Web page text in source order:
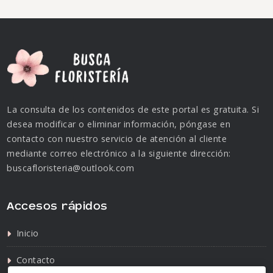
La consulta de los contenidos de este portal es gratuita. Si
desea modificar o eliminar información, póngase en
contacto con nuestro servicio de atención al cliente
mediante correo electrónico a la siguiente dirección:
buscafloristeria@outlook.com
Accesos rápidos
Inicio
Contacto